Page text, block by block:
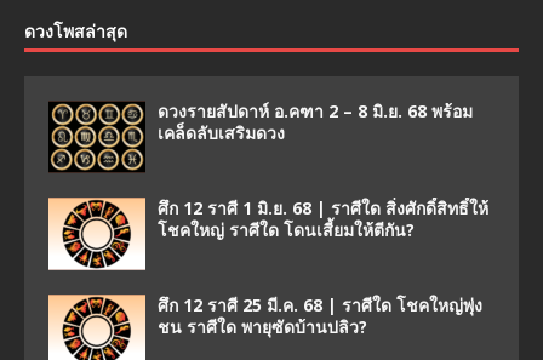
ดวงโพสล่าสุด
ดวงรายสัปดาห์ อ.คฑา 2 – 8 มิ.ย. 68 พร้อม
เคล็ดลับเสริมดวง
ศึก 12 ราศี 1 มิ.ย. 68 | ราศีใด สิ่งศักดิ์สิทธิ์ให้
โชคใหญ่ ราศีใด โดนเสี้ยมให้ตีกัน?
ศึก 12 ราศี 25 มี.ค. 68 | ราศีใด โชคใหญ่พุ่ง
ชน ราศีใด พายุซัดบ้านปลิว?